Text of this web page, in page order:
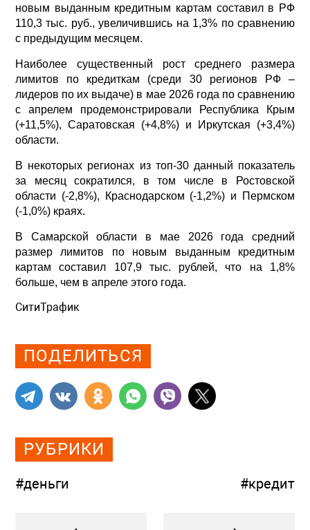
новым выданным кредитным картам составил в РФ
110,3 тыс. руб., увеличившись на 1,3% по сравнению
с предыдущим месяцем.
Наиболее существенный рост среднего размера
лимитов по кредиткам (среди 30 регионов РФ –
лидеров по их выдаче) в мае 2026 года по сравнению
с апрелем продемонстрировали Республика Крым
(+11,5%), Саратовская (+4,8%) и Иркутская (+3,4%)
области.
В некоторых регионах из топ-30 данный показатель
за месяц сократился, в том числе в Ростовской
области (-2,8%), Краснодарском (-1,2%) и Пермском
(-1,0%) краях.
В Самарской области в мае 2026 года средний
размер лимитов по новым выданным кредитным
картам составил 107,9 тыс. рублей, что на 1,8%
больше, чем в апреле этого года.
СитиТрафик
ПОДЕЛИТЬСЯ
РУБРИКИ
#деньги #кредит